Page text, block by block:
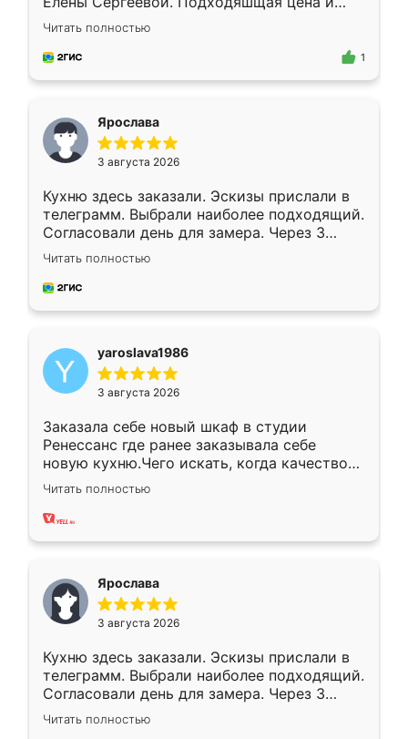
короткие сроки изготовления. Приехавший
для замера сотрудник Владислав
предложил по моему эскизу самый
Читать полностью
1
Ярослава
3 августа 2026
Кухню здесь заказали. Эскизы прислали в
телеграмм. Выбрали наиболее подходящий.
Согласовали день для замера. Через 3
недели кухня была уже готова. Остались
довольны работой. Спасибо Ренессанс
мебель за качественную работу!
Читать полностью
yaroslava1986
3 августа 2026
Заказала себе новый шкаф в студии
Ренессанс где ранее заказывала себе
новую кухню.Чего искать, когда качеством
вполне довольна. Служит кухня уже почти
два года, нареканий нет.
Читать полностью
Ярослава
3 августа 2026
Кухню здесь заказали. Эскизы прислали в
телеграмм. Выбрали наиболее подходящий.
Согласовали день для замера. Через 3
недели кухня была уже готова. Остались
довольны работой. Спасибо Ренессанс
Читать полностью